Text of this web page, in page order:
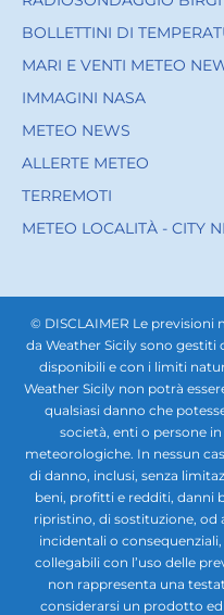
BOLLETTINI DI
MARI E VENTI METEO
IMMAGINI NASA
METEO NEWS
ALLERTE METEO
TERREMOTI
METEO LOCALITÀ - CITY
© DISCLAIMER Le
da Weather Sicily sono
disponibili e con i limiti
Weather Sicily non potrà
qualsiasi danno che
società, enti o persone
meteorologiche. In nessun
di danno, inclusi, senza
beni, profitti e redditi, danni
ripristino, di sostituzione,
incidentali o
collegabili con l’uso delle
non rappresenta una
considerarsi un prodotto